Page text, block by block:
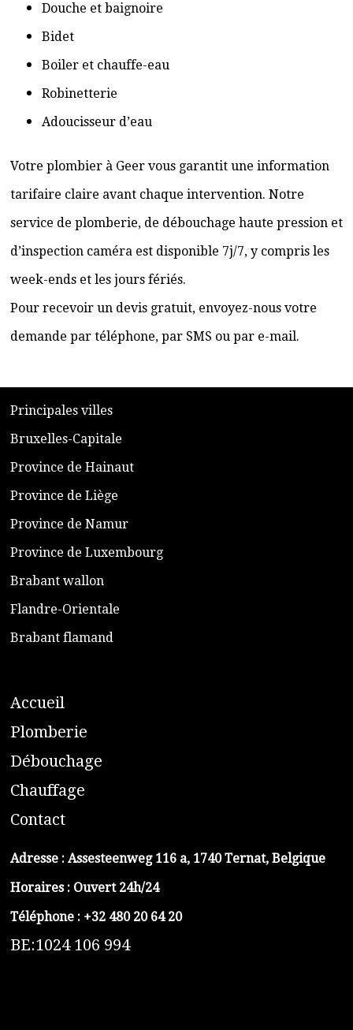
Douche et baignoire
Bidet
Boiler et chauffe-eau
Robinetterie
Adoucisseur d’eau
Votre plombier à Geer vous garantit une information
tarifaire claire avant chaque intervention. Notre
service de plomberie, de débouchage haute pression et
d’inspection caméra est disponible 7j/7, y compris les
week-ends et les jours fériés.
Pour recevoir un devis gratuit, envoyez-nous votre
demande par téléphone, par SMS ou par e-mail.
​Principales villes
​Bruxelles-Capitale
​Province de Hainaut
Province de Liège
​Province de Namur
​Province de Luxembourg
​Brabant wallon
​Flandre-Orientale
​Brabant flamand
Accueil
​Plomberie
Débouchage
Chauffage
Contact
Adresse : Assesteenweg 116 a, 1740 Ternat, Belgique
Horaires : Ouvert 24h/24
Téléphone : +32 480 20 64 20
BE:1024 106 994